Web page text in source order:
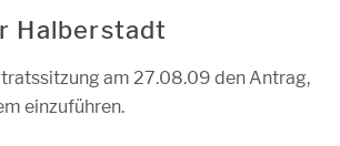
Halberstadt
am 27.08.09 den Antrag,
einzuführen.